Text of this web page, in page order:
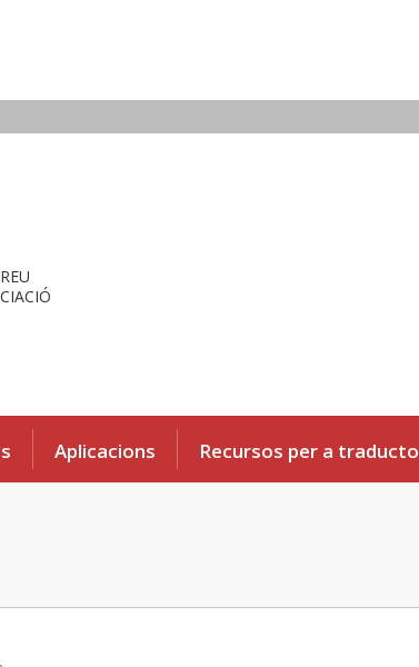
Aplicacions Recursos per a